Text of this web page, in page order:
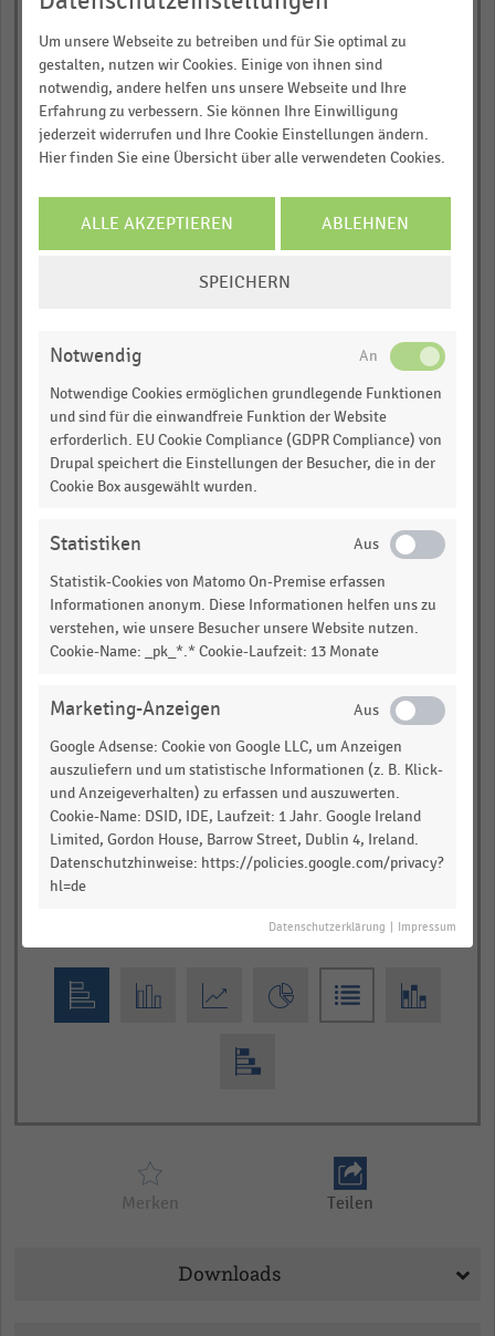
Bruttowerbeaufwendungen (1) in Millionen Euro
Galeria Karstadt
Kaufhof, Essen
Ditzingen
Klaas+Kock, Gronau
Netto, Stavenhagen
Hellweg Baumärkte,
Hirschau
Famila, Kiel
Flaconi, Berlin
Völklingen
Tegut, Fulda
Düsseldorf
Hit-Handelsgruppe,
Siegburg
© Handelsdaten 2026
interactive
Merken Teilen
Downloads
Um unsere Webseite zu betreiben und für Sie optimal zu
gestalten, nutzen wir Cookies. Einige von ihnen sind
notwendig, andere helfen uns unsere Webseite und Ihre
Erfahrung zu verbessern. Sie können Ihre Einwilligung
jederzeit widerrufen und Ihre Cookie Einstellungen ändern.
Hier finden Sie eine Übersicht über alle verwendeten Cookies.
ALLE AKZEPTIEREN ABLEHNEN
SPEICHERN
Notwendig
Notwendige Cookies ermöglichen grundlegende Funktionen
und sind für die einwandfreie Funktion der Website
erforderlich. EU Cookie Compliance (GDPR Compliance) von
Drupal speichert die Einstellungen der Besucher, die in der
Cookie Box ausgewählt wurden.
Statistiken
Statistik-Cookies von Matomo On-Premise erfassen
Informationen anonym. Diese Informationen helfen uns zu
verstehen, wie unsere Besucher unsere Website nutzen.
Cookie-Name: _pk_*.* Cookie-Laufzeit: 13 Monate
Marketing-Anzeigen
Google Adsense: Cookie von Google LLC, um Anzeigen
auszuliefern und um statistische Informationen (z. B. Klick-
und Anzeigeverhalten) zu erfassen und auszuwerten.
Cookie-Name: DSID, IDE, Laufzeit: 1 Jahr. Google Ireland
Limited, Gordon House, Barrow Street, Dublin 4, Ireland.
Datenschutzhinweise: https://policies.google.com/privacy?
hl=de
Datenschutzerklärung Impressum